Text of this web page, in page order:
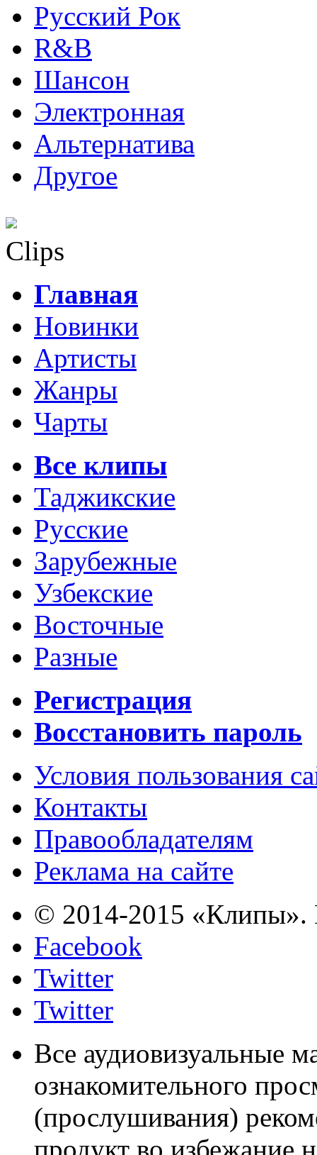
Русский Рок
R&B
Шансон
Электронная
Альтернатива
Другое
Clips
Главная
Новинки
Артисты
Жанры
Чарты
Все клипы
Таджикские
Русские
Зарубежные
Узбекские
Восточные
Разные
Регистрация
Восстановить пароль
Условия пользования
Контакты
Правообладателям
Реклама на сайте
© 2014-2015 «Клипы».
Facebook
Twitter
Twitter
Все аудиовизуальные
ознакомительного
(прослушивания)